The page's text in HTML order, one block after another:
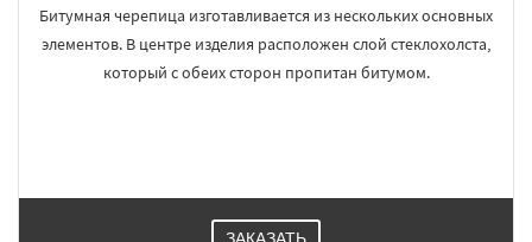
Битумная черепица изготавливается из нескольких основных
элементов. В центре изделия расположен слой стеклохолста,
который с обеих сторон пропитан битумом.